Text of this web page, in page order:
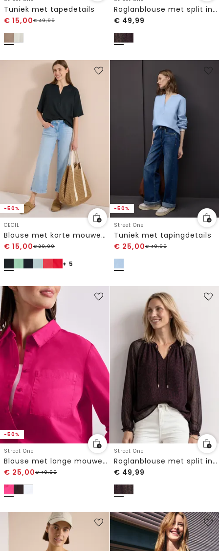
Tuniek met tapedetails
€ 15,00€49,99
Raglanblouse met split in de hals en print
€ 49,99
-50%
CECIL
Blouse met korte mouwen en gespleten hals
€ 15,00€29,99
+ 5
-50%
Street One
Tuniek met tapingdetails
€ 25,00€49,99
-50%
Street One
Blouse met lange mouwen en overhemdkraag in keperstof
€ 25,00€49,99
Street One
Raglanblouse met split in de hals en print
€ 49,99